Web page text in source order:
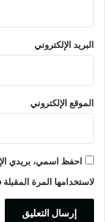
البريد الإلكتروني
الموقع الإلكتروني
احفظ اسمي، بريدي
لاستخدامها المرة